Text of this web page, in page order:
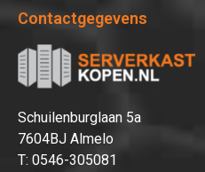
Contactgegevens
Schuilenburglaan 5a
7604BJ Almelo
T: 0546-305081